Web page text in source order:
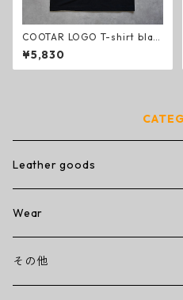
COOTAR LOGO T-shirt blac
k
¥5,830
Leather goods
wallet
ミニミニウォレット
その他
Wear
T-shirt
その他